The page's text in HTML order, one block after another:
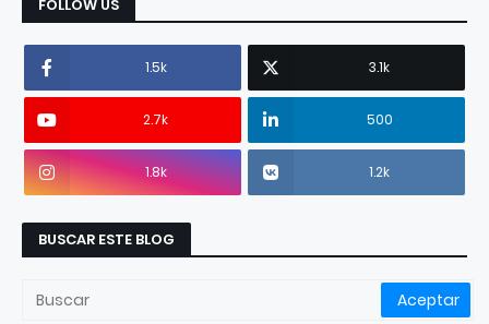
FOLLOW US
1.5k 3.1k
2.7k 500
1.8k 1.2k
BUSCAR ESTE BLOG